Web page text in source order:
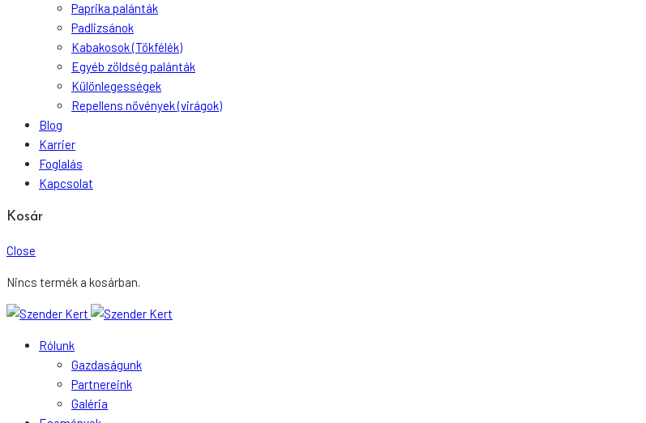
Paprika palánták
Padlizsánok
Kabakosok (Tökfélék)
Egyéb zöldség palánták
Különlegességek
Repellens növények (virágok)
Blog
Karrier
Foglalás
Kapcsolat
Kosár
Close
Nincs termék a kosárban.
Rólunk
Gazdaságunk
Partnereink
Galéria